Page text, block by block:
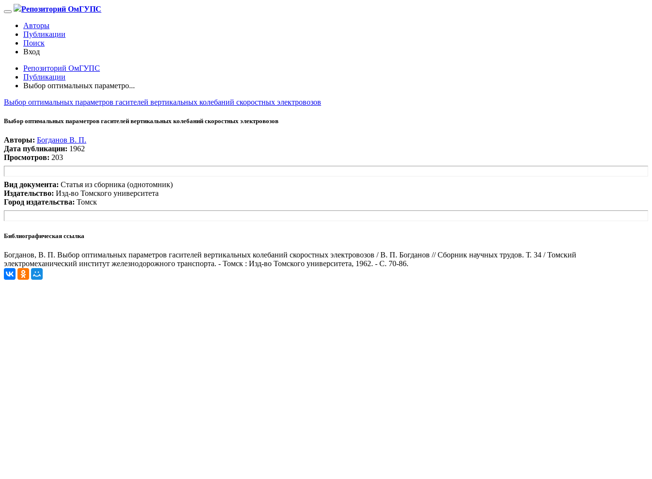
Репозиторий ОмГУПС
Авторы
Публикации
Поиск
Вход
Репозиторий ОмГУПС
Публикации
Выбор оптимальных параметро...
Выбор оптимальных параметров гасителей вертикальных колебаний скоростных электровозов
Выбор оптимальных параметров гасителей вертикальных колебаний скоростных электровозов
Авторы: Богданов В. П.
Дата публикации: 1962
Просмотров: 203
Вид документа: Статья из сборника (однотомник)
Издательство: Изд-во Томского университета
Город издательства: Томск
Библиографическая ссылка
Богданов, В. П. Выбор оптимальных параметров гасителей вертикальных колебаний скоростных электровозов / В. П. Богданов // Сборник научных трудов. Т. 34 / Томский
электромеханический институт железнодорожного транспорта. - Томск : Изд-во Томского университета, 1962. - С. 70-86.